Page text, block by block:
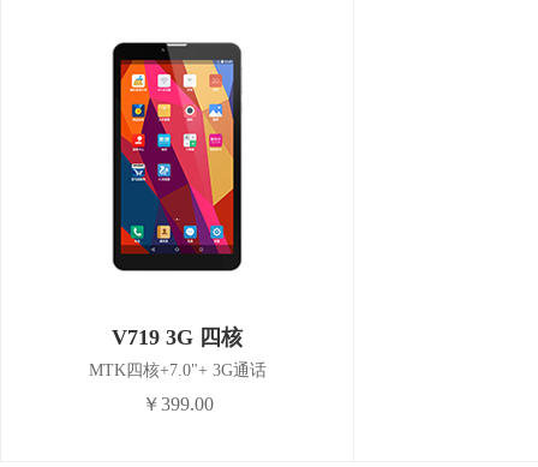
V719 3G 四核
MTK四核+7.0"+ 3G通话
￥399.00